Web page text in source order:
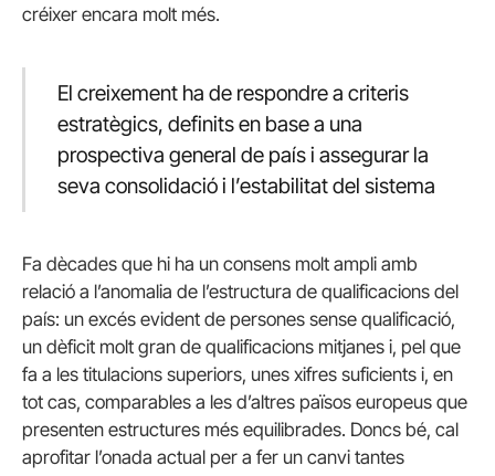
créixer encara molt més.
El creixement ha de respondre a criteris
estratègics, definits en base a una
prospectiva general de país i assegurar la
seva consolidació i l’estabilitat del sistema
Fa dècades que hi ha un consens molt ampli amb
relació a l’anomalia de l’estructura de qualificacions del
país: un excés evident de persones sense qualificació,
un dèficit molt gran de qualificacions mitjanes i, pel que
fa a les titulacions superiors, unes xifres suficients i, en
tot cas, comparables a les d’altres països europeus que
presenten estructures més equilibrades. Doncs bé, cal
aprofitar l’onada actual per a fer un canvi tantes